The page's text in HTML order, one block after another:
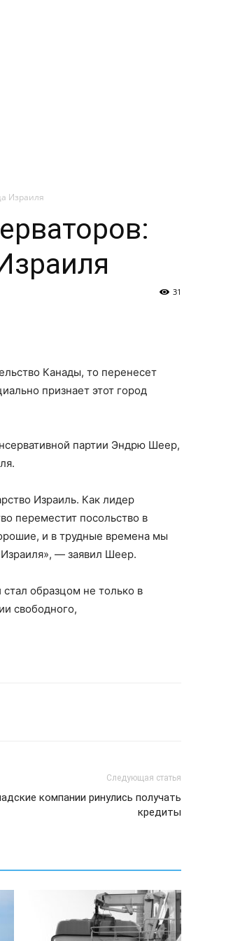
Израиля
31
Канады, то перенесет
признает этот город
партии Эндрю Шеер,
Израиль. Как лидер
переместит посольство в
и в трудные времена мы
— заявил Шеер.
образцом не только в
свободного,
Следующая статья
компании ринулись получать
кредиты